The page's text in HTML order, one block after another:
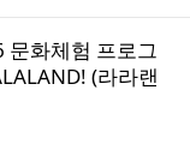
화체험 프로그
(라라랜
수